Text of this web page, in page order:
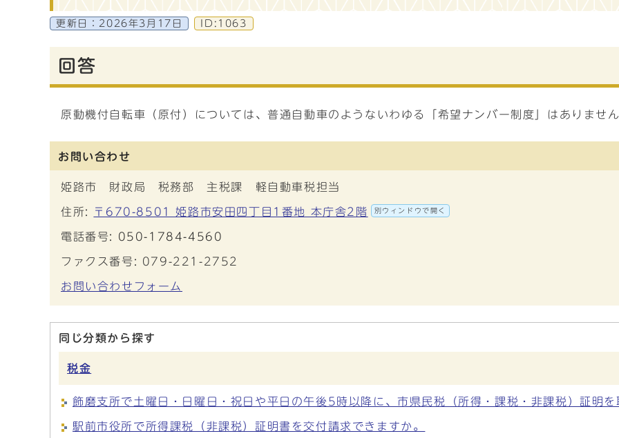
更新日： 2026年3月17日 ID:1063
回答
原動機付自転車（原付）については、普通自動車のようないわゆる「希望ナンバー制度」はありませ
お問い合わせ
姫路市 財政局 税務部 主税課 軽自動車税担当
住所: 〒670-8501 姫路市安田四丁目1番地 本庁舎2階 別ウィンドウで開く
電話番号: 050-1784-4560
ファクス番号: 079-221-2752
お問い合わせフォーム
同じ分類から探す
税金
飾磨支所で土曜日・日曜日・祝日や平日の午後5時以降に、市県民税（所得・課税・非課税）証明
駅前市役所で所得課税（非課税）証明書を交付請求できますか。